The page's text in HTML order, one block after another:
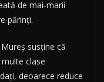
de mai-marii
părinţi.
susţine că
clase
deoarece reduce